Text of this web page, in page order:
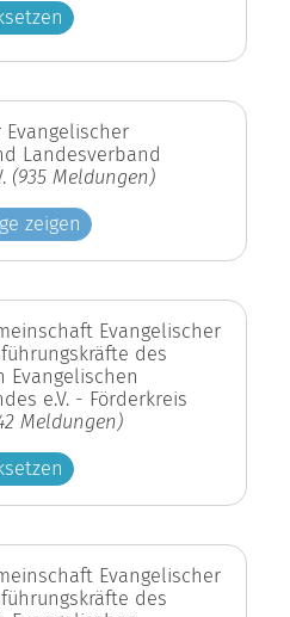
Evangelischer
Landesverband
(935 Meldungen)
zeigen
Evangelischer
des
Evangelischen
e.V. - Förderkreis
Meldungen)
Evangelischer
des